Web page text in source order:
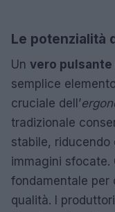
Le potenzialità
Un vero
semplice
cruciale dell’
tradizionale
stabile,
immagini sfocate.
fondamentale per
qualità. I